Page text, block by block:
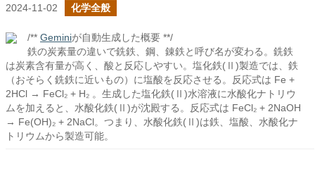
2024-11-02 化学全般
/** Geminiが自動生成した概要 **/
鉄の炭素量の違いで銑鉄、鋼、錬鉄と呼び名が変わる。銑鉄
は炭素含有量が高く、酸と反応しやすい。塩化鉄(Ⅱ)製造では、鉄
（おそらく銑鉄に近いもの）に塩酸を反応させる。反応式は Fe +
2HCl → FeCl₂ + H₂ 。生成した塩化鉄(Ⅱ)水溶液に水酸化ナトリウ
ムを加えると、水酸化鉄(Ⅱ)が沈殿する。反応式は FeCl₂ + 2NaOH
→ Fe(OH)₂ + 2NaCl。つまり、水酸化鉄(Ⅱ)は鉄、塩酸、水酸化ナ
トリウムから製造可能。